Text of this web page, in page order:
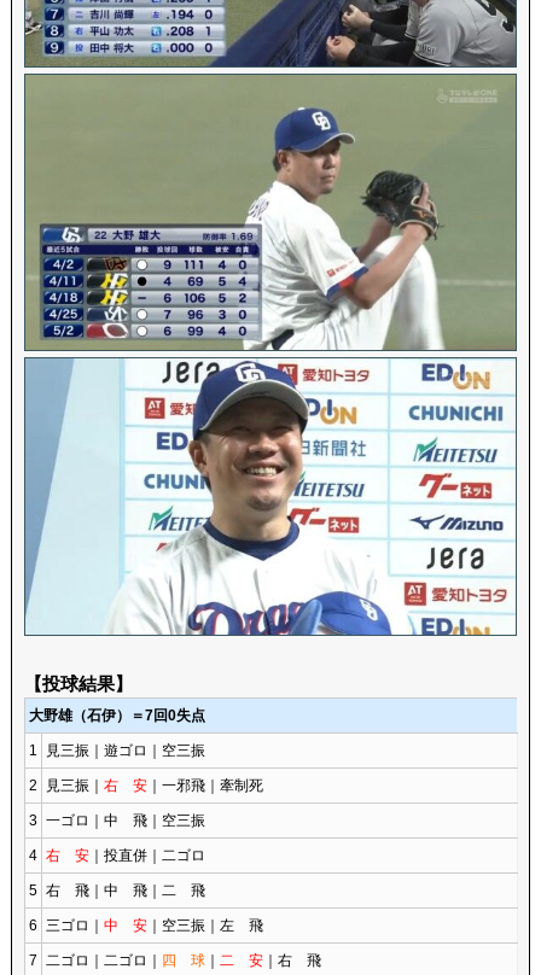
【投球結果】
大野雄（石伊）＝7回0失点
1 見三振｜遊ゴロ｜空三振
2 見三振｜ 右 安｜一邪飛｜牽制死
3 一ゴロ｜中 飛｜空三振
4 右 安｜投直併｜二ゴロ
5 右 飛｜中 飛｜二 飛
6 三ゴロ｜ 中 安｜空三振｜左 飛
7 二ゴロ｜二ゴロ｜ 四 球｜ 二 安｜右 飛